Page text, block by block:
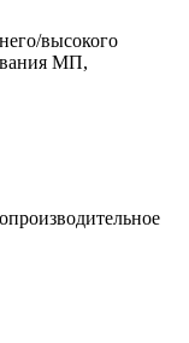
высокого
МП,